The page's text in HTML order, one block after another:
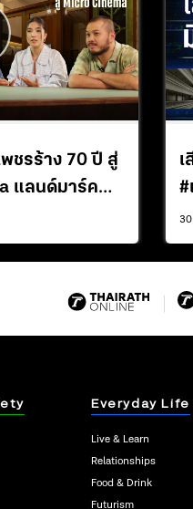
ชรร้าง 70 ปี สู่
แลนด์มาร์ค
Everyday Life
Live & Learn
Relationships
Food & Drink